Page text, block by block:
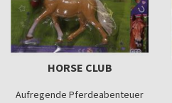
HORSE CLUB
Aufregende Pferdeabenteuer